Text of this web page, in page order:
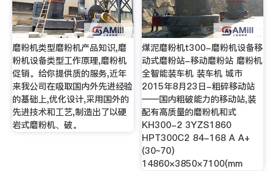
磨粉机类型磨粉机产品知识,磨
粉机设备类型工作原理,磨粉机
促销。给你提供质的服务,近年
来我公司在吸取国内外先进经验
的基础上,优化设计,采用国外的
先进技术和工艺,制造出了以硬
岩式磨粉机、破。
煤泥磨粉机t300-磨粉机设备移
动式磨粉站-移动磨粉站 磨粉机
全智能装车机 装车机 城市
2015年8月23日-粗碎移动站
——国内粗破能力的移动站,装
配有高质量的磨粉机和式
KH300-2 3YZS1860
HPT300C2 84-168 A A+
(30~70)
14860×3850×7100(mm